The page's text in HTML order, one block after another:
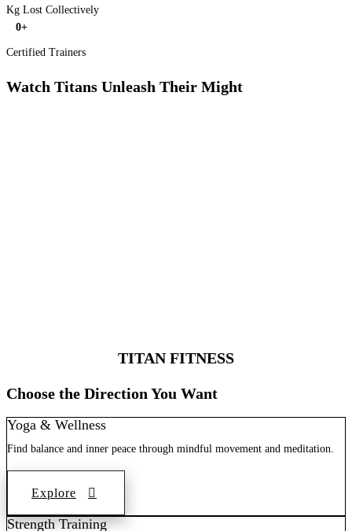
Kg Lost Collectively
0+
Certified Trainers
Watch Titans Unleash Their Might
TITAN FITNESS
Choose the Direction You Want
Yoga & Wellness
Find balance and inner peace through mindful movement and meditation.
Explore
Strength Training